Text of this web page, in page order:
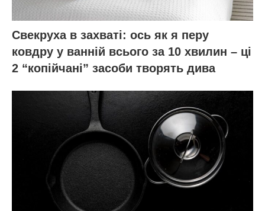
Свекруха в захваті: ось як я перу
ковдру у ванній всього за 10 хвилин – ці
2 “копійчані” засоби творять дива